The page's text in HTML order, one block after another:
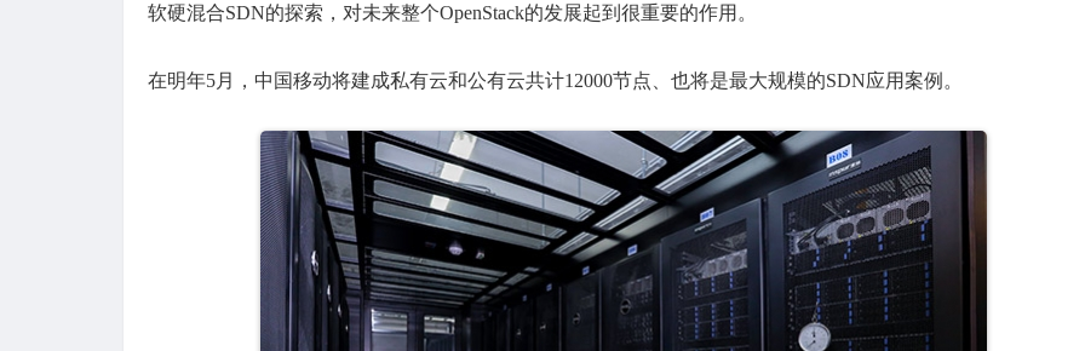
软硬混合SDN的探索，对未来整个OpenStack的发展起到很重要的作用。
在明年5月，中国移动将建成私有云和公有云共计12000节点、也将是最大规模的SDN应用案例。